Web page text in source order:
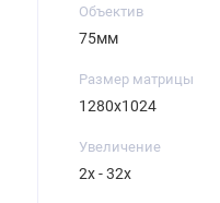
Объектив
75мм
Размер матрицы
1280x1024
Увеличение
2x - 32x